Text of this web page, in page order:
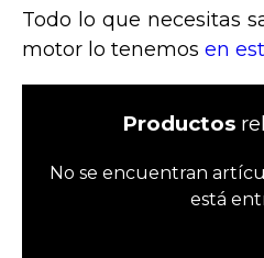
Todo lo que necesitas
motor lo tenemos en
Productos
No se encuentran
está